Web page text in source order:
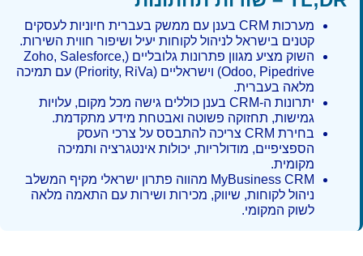
מערכות CRM בענן עם ממשק בעברית חיוניות לעסקים
קטנים בישראל לניהול לקוחות יעיל ושיפור חווית השירות.
השוק מציע מגוון פתרונות גלובליים (Zoho, Salesforce,
Odoo, Pipedrive) וישראליים (Priority, RiVa) עם תמיכה
מלאה בעברית.
יתרונות ה-CRM בענן כוללים גישה מכל מקום, עלויות
גמישות, תחזוקה פשוטה ואבטחת מידע מתקדמת.
בחירת CRM צריכה להתבסס על צרכי העסק
הספציפיים, מודולריות, יכולות אינטגרציה ותמיכה
מקומית.
MyBusiness CRM מהווה פתרון ישראלי מקיף המשלב
ניהול לקוחות, שיווק, מכירות ושירות עם התאמה מלאה
לשוק המקומי.